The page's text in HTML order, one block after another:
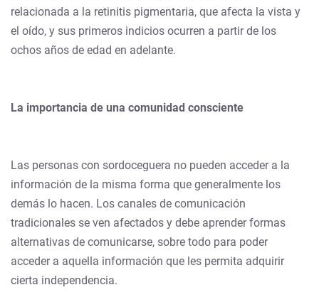
relacionada a la retinitis pigmentaria, que afecta la vista y
el oído, y sus primeros indicios ocurren a partir de los
ochos años de edad en adelante.
La importancia de una comunidad consciente
Las personas con sordoceguera no pueden acceder a la
información de la misma forma que generalmente los
demás lo hacen. Los canales de comunicación
tradicionales se ven afectados y debe aprender formas
alternativas de comunicarse, sobre todo para poder
acceder a aquella información que les permita adquirir
cierta independencia.